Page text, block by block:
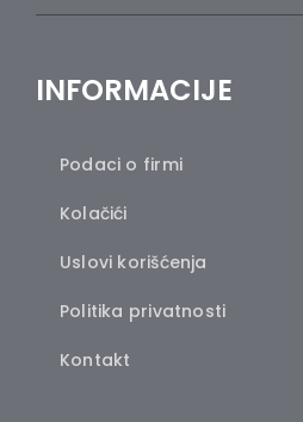
INFORMACIJE
Podaci o firmi
Kolačići
Uslovi korišćenja
Politika privatnosti
Kontakt